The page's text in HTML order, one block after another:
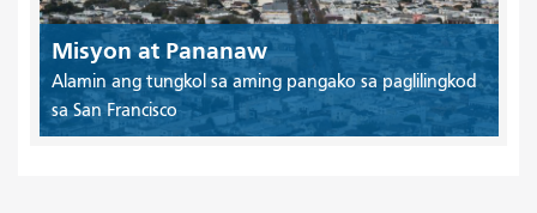
Misyon at Pananaw
Alamin ang tungkol sa aming pangako sa paglilingkod
sa San Francisco